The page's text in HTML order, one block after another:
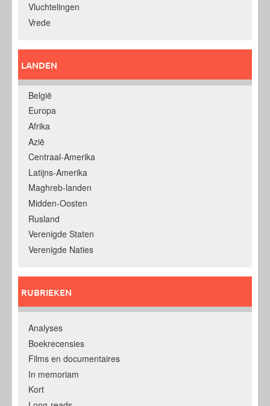
Vluchtelingen
Vrede
LANDEN
België
Europa
Afrika
Azië
Centraal-Amerika
Latijns-Amerika
Maghreb-landen
Midden-Oosten
Rusland
Verenigde Staten
Verenigde Naties
RUBRIEKEN
Analyses
Boekrecensies
Films en documentaires
In memoriam
Kort